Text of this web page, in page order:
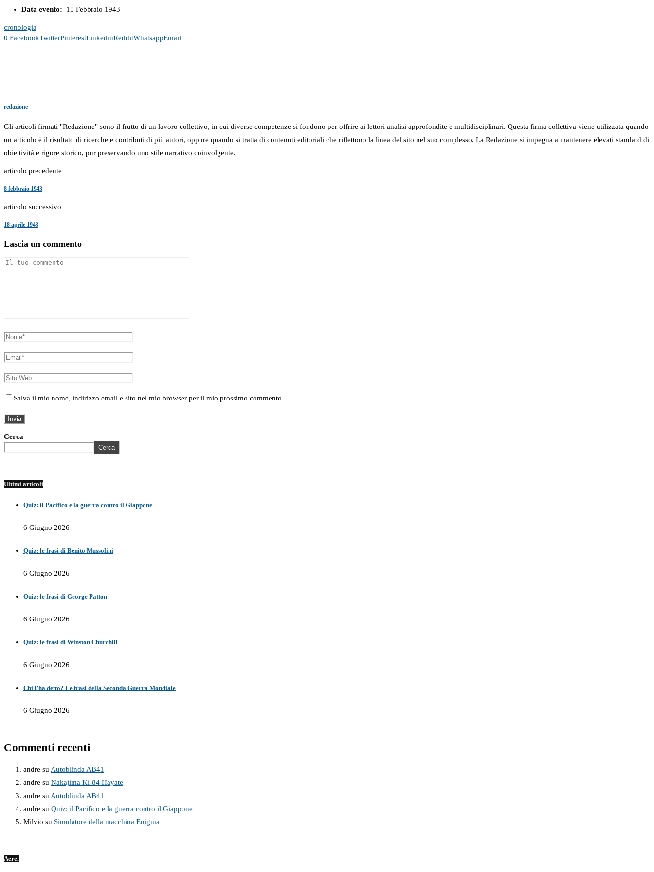
Data evento: 15 Febbraio 1943
cronologia
0 FacebookTwitterPinterestLinkedinRedditWhatsappEmail
redazione
Gli articoli firmati "Redazione" sono il frutto di un lavoro collettivo, in cui diverse competenze si fondono per offrire ai lettori analisi approfondite e multidisciplinari. Questa firma collettiva viene utilizzata quando
un articolo è il risultato di ricerche e contributi di più autori, oppure quando si tratta di contenuti editoriali che riflettono la linea del sito nel suo complesso. La Redazione si impegna a mantenere elevati standard di
obiettività e rigore storico, pur preservando uno stile narrativo coinvolgente.
articolo precedente
8 febbraio 1943
articolo successivo
18 aprile 1943
Lascia un commento
Salva il mio nome, indirizzo email e sito nel mio browser per il mio prossimo commento.
Cerca
Cerca
Ultimi articoli
Quiz: il Pacifico e la guerra contro il Giappone
6 Giugno 2026
Quiz: le frasi di Benito Mussolini
6 Giugno 2026
Quiz: le frasi di George Patton
6 Giugno 2026
Quiz: le frasi di Winston Churchill
6 Giugno 2026
Chi l’ha detto? Le frasi della Seconda Guerra Mondiale
6 Giugno 2026
Commenti recenti
andre su Autoblinda AB41
andre su Nakajima Ki-84 Hayate
andre su Autoblinda AB41
andre su Quiz: il Pacifico e la guerra contro il Giappone
Milvio su Simulatore della macchina Enigma
Aerei